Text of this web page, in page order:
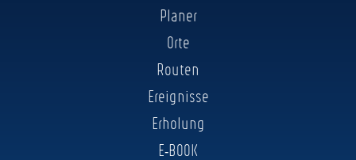
Planer
Orte
Routen
Ereignisse
Erholung
E-BOOK